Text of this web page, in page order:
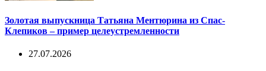
Золотая выпускница Татьяна Ментюрина из Спас-
Клепиков – пример целеустремленности
27.07.2026